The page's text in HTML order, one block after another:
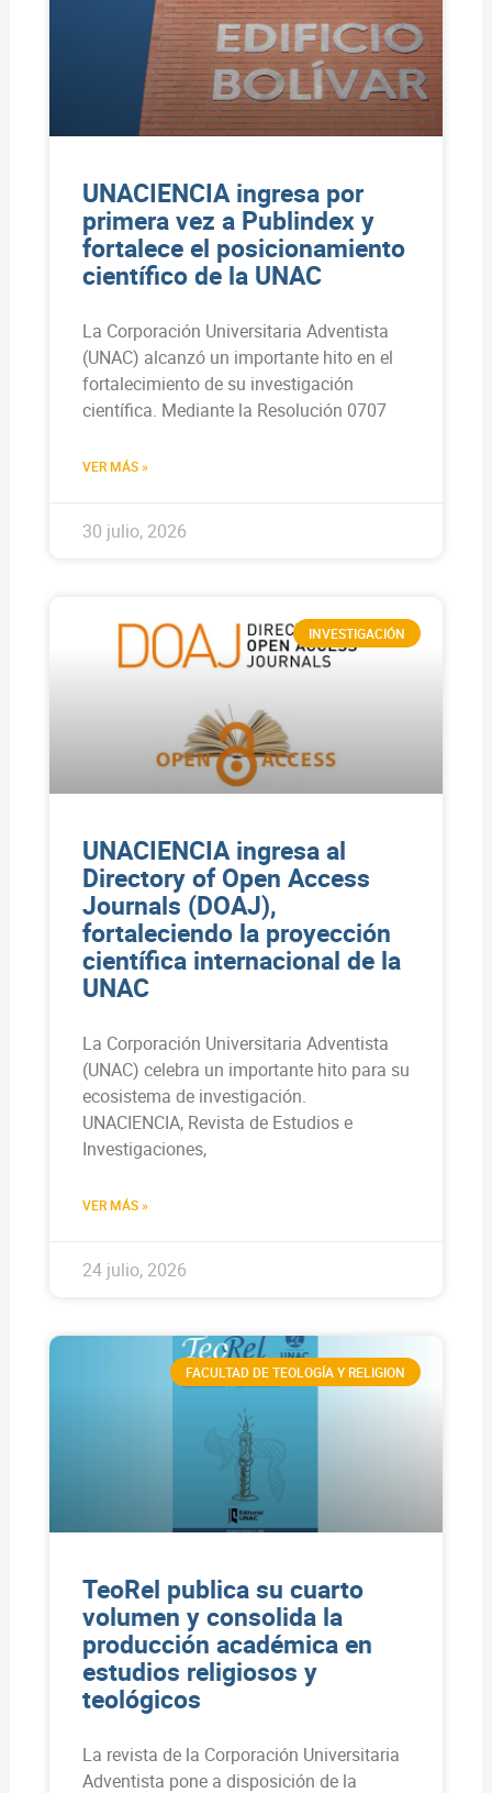
UNACIENCIA ingresa por
primera vez a Publindex y
fortalece el posicionamiento
científico de la UNAC
La Corporación Universitaria Adventista
(UNAC) alcanzó un importante hito en el
fortalecimiento de su investigación
científica. Mediante la Resolución 0707
VER MÁS »
30 julio, 2026
INVESTIGACIÓN
UNACIENCIA ingresa al
Directory of Open Access
Journals (DOAJ),
fortaleciendo la proyección
científica internacional de la
UNAC
La Corporación Universitaria Adventista
(UNAC) celebra un importante hito para su
ecosistema de investigación.
UNACIENCIA, Revista de Estudios e
Investigaciones,
VER MÁS »
24 julio, 2026
FACULTAD DE TEOLOGÍA Y RELIGION
TeoRel publica su cuarto
volumen y consolida la
producción académica en
estudios religiosos y
teológicos
La revista de la Corporación Universitaria
Adventista pone a disposición de la